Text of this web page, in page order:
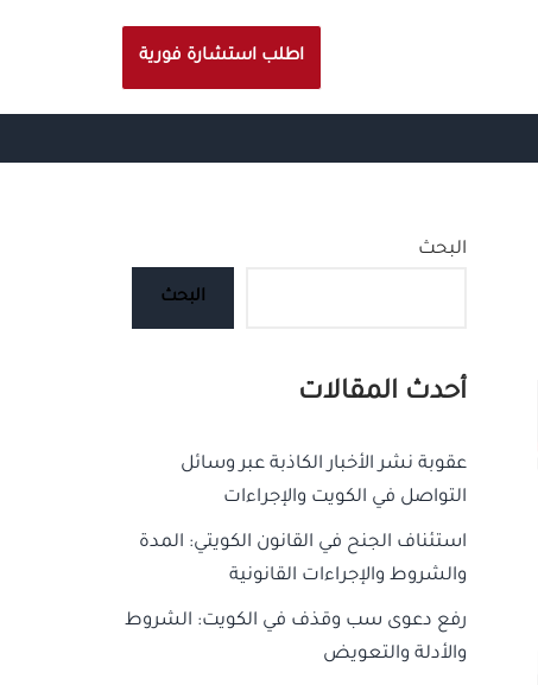
اطلب استشارة فورية
البحث
البحث
أحدث المقالات
عقوبة نشر الأخبار الكاذبة عبر وسائل
التواصل في الكويت والإجراءات
استئناف الجنح في القانون الكويتي: المدة
والشروط والإجراءات القانونية
رفع دعوى سب وقذف في الكويت: الشروط
والأدلة والتعويض